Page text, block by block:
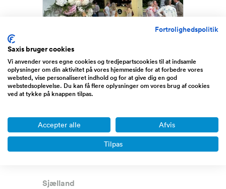
Mobilbar koncept, inkl
hjemmeside og varelager
(SOLGT)
Omsætning
Udbudspris
99.000 DKK
SKAL SÆLGES inden 1. Maj: Nedsat fra
Sjælland
Fortrolighedspolitik
Saxis bruger cookies
Vi anvender vores egne cookies og tredjepartscookies til at indsamle
oplysninger om din aktivitet på vores hjemmeside for at forbedre vores
websted, vise personaliseret indhold og for at give dig en god
webstedsoplevelse. Du kan få flere oplysninger om vores brug af cookies
ved at tykke på knappen tilpas.
Accepter alle Afvis
Tilpas